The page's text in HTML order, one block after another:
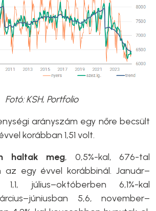
Fotó: KSH, Portfolio
arányszám egy nőre becsült
korábban 1,51 volt.
haltak meg, 0,5%-kal, 676-tal
az egy évvel korábbinál. Január–
1,1, július–októberben 6,1%-kal
5,6, november–